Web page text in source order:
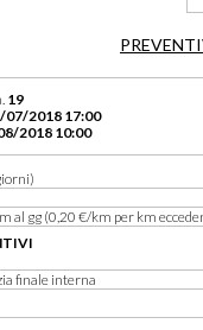
19
07/2018 17:00
2018 10:00
al gg (0,20 €/km per km
finale interna